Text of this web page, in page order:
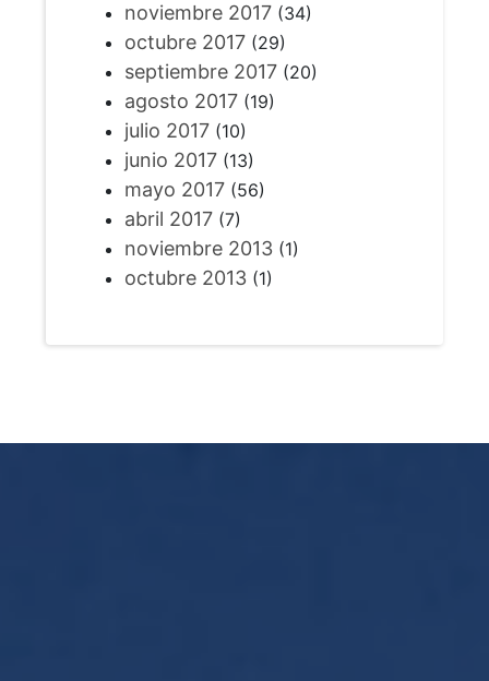
noviembre 2017(34)
octubre 2017(29)
septiembre 2017(20)
agosto 2017(19)
julio 2017(10)
junio 2017(13)
mayo 2017(56)
abril 2017(7)
noviembre 2013(1)
octubre 2013(1)